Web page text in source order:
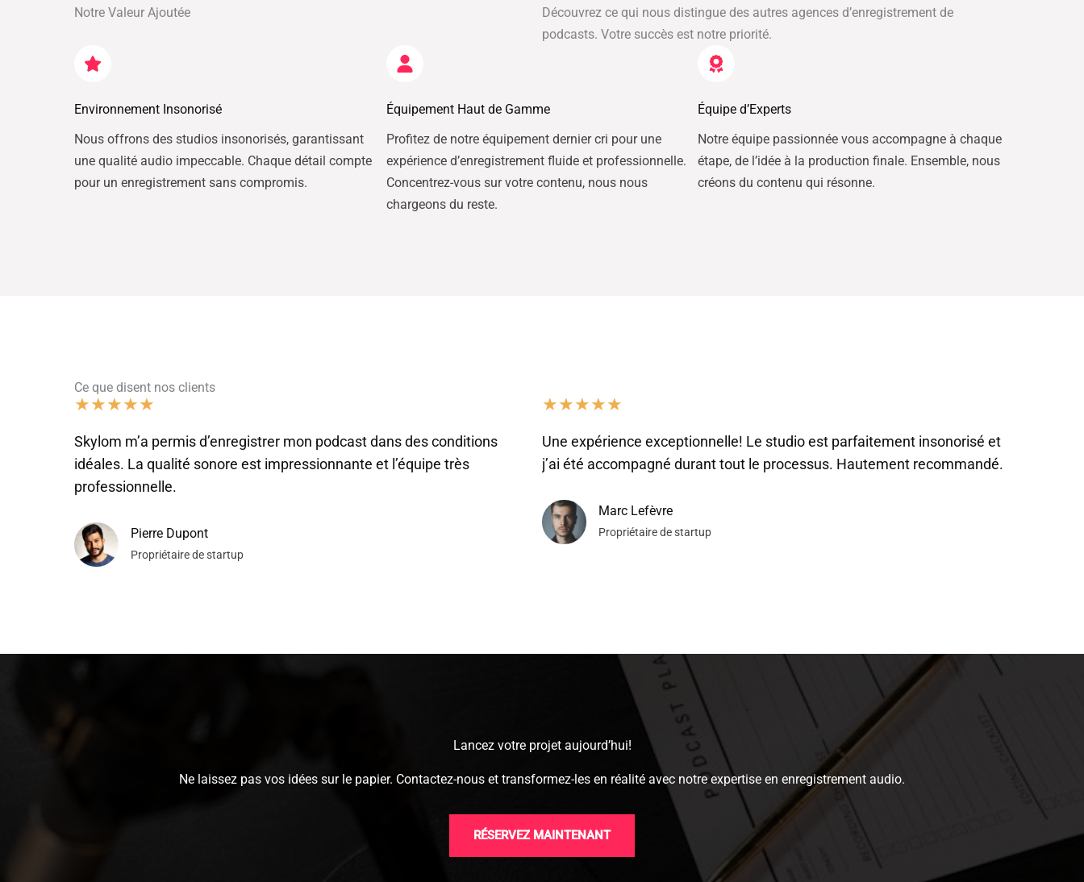
Notre Valeur Ajoutée
Découvrez ce qui nous distingue des autres agences d’enregistrement de
podcasts. Votre succès est notre priorité.
Environnement Insonorisé
Nous offrons des studios insonorisés, garantissant
une qualité audio impeccable. Chaque détail compte
pour un enregistrement sans compromis.
Équipement Haut de Gamme
Profitez de notre équipement dernier cri pour une
expérience d’enregistrement fluide et professionnelle.
Concentrez-vous sur votre contenu, nous nous
chargeons du reste.
Équipe d’Experts
Notre équipe passionnée vous accompagne à chaque
étape, de l’idée à la production finale. Ensemble, nous
créons du contenu qui résonne.
Ce que disent nos clients
★★★★★
Skylom m’a permis d’enregistrer mon podcast dans des conditions
idéales. La qualité sonore est impressionnante et l’équipe très
professionnelle.
Pierre Dupont
Propriétaire de startup
★★★★★
Une expérience exceptionnelle! Le studio est parfaitement insonorisé et
j’ai été accompagné durant tout le processus. Hautement recommandé.
Marc Lefèvre
Propriétaire de startup
Lancez votre projet aujourd’hui!
Ne laissez pas vos idées sur le papier. Contactez-nous et transformez-les en réalité avec notre expertise en enregistrement audio.
RÉSERVEZ MAINTENANT